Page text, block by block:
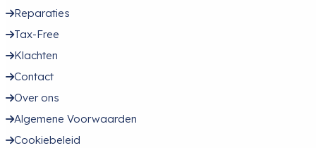
Reparaties
Tax-Free
Klachten
Contact
Over ons
Algemene Voorwaarden
Cookiebeleid